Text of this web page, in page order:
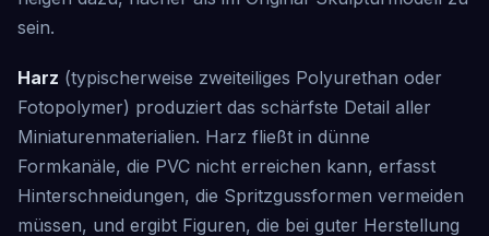
sein.
Harz (typischerweise zweiteiliges Polyurethan oder
Fotopolymer) produziert das schärfste Detail aller
Miniaturenmaterialien. Harz fließt in dünne
Formkanäle, die PVC nicht erreichen kann, erfasst
Hinterschneidungen, die Spritzgussformen vermeiden
müssen, und ergibt Figuren, die bei guter Herstellung